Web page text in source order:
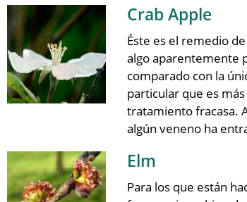
Crab Apple
Éste es el remedio
algo aparentemente
comparado con la
particular que es
tratamiento fracasa.
algún veneno ha
Elm
Para los que están